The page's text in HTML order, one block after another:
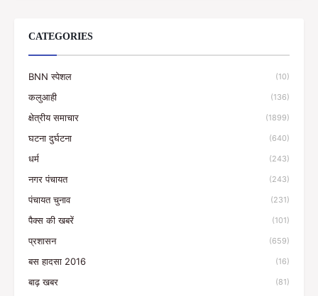
CATEGORIES
BNN स्पेशल (10)
कलुआही (136)
क्षेत्रीय समाचार (1899)
घटना दुर्घटना (640)
धर्म (243)
नगर पंचायत (243)
पंचायत चुनाव (231)
पैक्स की खबरें (101)
प्रशासन (659)
बस हादसा 2016 (16)
बाढ़ खबर (81)